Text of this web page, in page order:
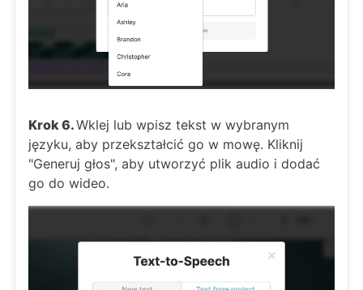
Krok 6.Wklej lub wpisz tekst w wybranym
języku, aby przekształcić go w mowę. Kliknij
"Generuj głos", aby utworzyć plik audio i dodać
go do wideo.